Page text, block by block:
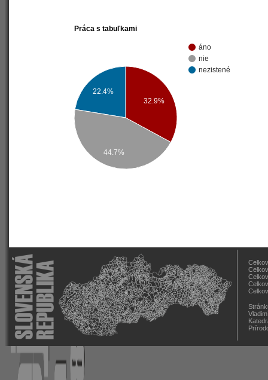
Práca s tabuľkami
áno
nie
nezistené
32.9%
22.4%
44.7%